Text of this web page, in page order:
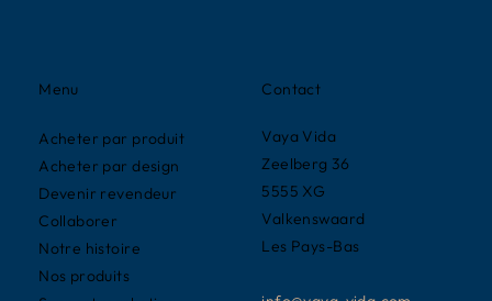
Contact
Vaya Vida
Zeelberg 36
5555 XG
Valkenswaard
Les Pays-Bas
Menu
Acheter par produit
Acheter par design
Devenir revendeur
Collaborer
Notre histoire
Nos produits